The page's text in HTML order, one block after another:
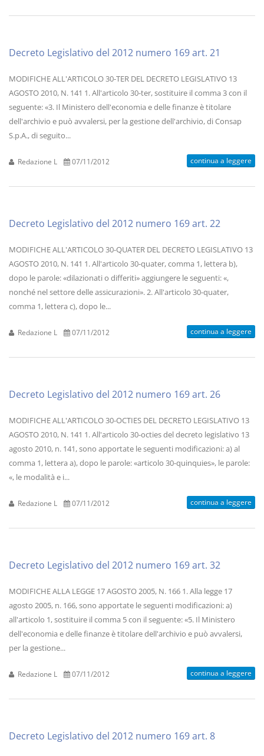
Decreto Legislativo del 2012 numero 169 art. 21
MODIFICHE ALL'ARTICOLO 30-TER DEL DECRETO LEGISLATIVO 13
AGOSTO 2010, N. 141 1. All'articolo 30-ter, sostituire il comma 3 con il
seguente: «3. Il Ministero dell'economia e delle finanze è titolare
dell'archivio e può avvalersi, per la gestione dell'archivio, di Consap
S.p.A., di seguito...
Redazione L 07/11/2012 continua a leggere
Decreto Legislativo del 2012 numero 169 art. 22
MODIFICHE ALL'ARTICOLO 30-QUATER DEL DECRETO LEGISLATIVO 13
AGOSTO 2010, N. 141 1. All'articolo 30-quater, comma 1, lettera b),
dopo le parole: «dilazionati o differiti» aggiungere le seguenti: «,
nonché nel settore delle assicurazioni». 2. All'articolo 30-quater,
comma 1, lettera c), dopo le...
Redazione L 07/11/2012 continua a leggere
Decreto Legislativo del 2012 numero 169 art. 26
MODIFICHE ALL'ARTICOLO 30-OCTIES DEL DECRETO LEGISLATIVO 13
AGOSTO 2010, N. 141 1. All'articolo 30-octies del decreto legislativo 13
agosto 2010, n. 141, sono apportate le seguenti modificazioni: a) al
comma 1, lettera a), dopo le parole: «articolo 30-quinquies», le parole:
«, le modalità e i...
Redazione L 07/11/2012 continua a leggere
Decreto Legislativo del 2012 numero 169 art. 32
MODIFICHE ALLA LEGGE 17 AGOSTO 2005, N. 166 1. Alla legge 17
agosto 2005, n. 166, sono apportate le seguenti modificazioni: a)
all'articolo 1, sostituire il comma 5 con il seguente: «5. Il Ministero
dell'economia e delle finanze è titolare dell'archivio e può avvalersi,
per la gestione...
Redazione L 07/11/2012 continua a leggere
Decreto Legislativo del 2012 numero 169 art. 8